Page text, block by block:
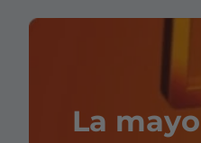
Overlays Easter
La